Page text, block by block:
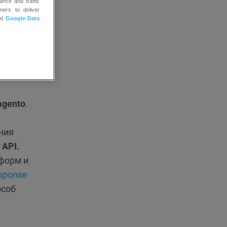
.
и
to deliver
Google Data